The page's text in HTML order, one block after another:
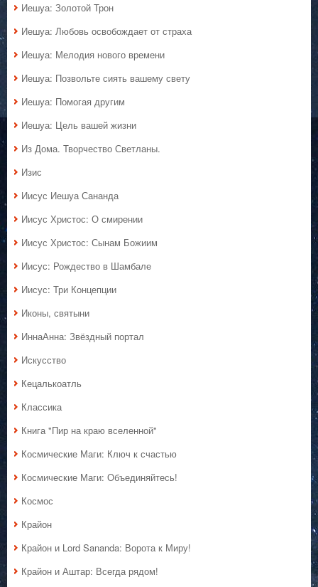
Иешуа: Золотой Трон
Иешуа: Любовь освобождает от страха
Иешуа: Мелодия нового времени
Иешуа: Позвольте сиять вашему свету
Иешуа: Помогая другим
Иешуа: Цель вашей жизни
Из Дома. Творчество Светланы.
Изис
Иисус Иешуа Сананда
Иисус Христос: О смирении
Иисус Христос: Сынам Божиим
Иисус: Рождество в Шамбале
Иисус: Три Концепции
Иконы, святыни
ИннаАнна: Звёздный портал
Искусство
Кецалькоатль
Классика
Книга "Пир на краю вселенной"
Космические Маги: Ключ к счастью
Космические Маги: Объединяйтесь!
Космос
Крайон
Крайон и Lord Sananda: Ворота к Миру!
Крайон и Аштар: Всегда рядом!